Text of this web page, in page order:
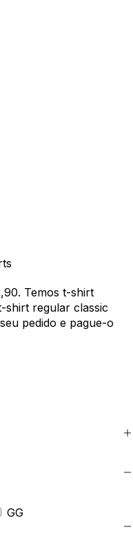
Temos t-shirt
shirt regular classic
pedido e pague-o
GG